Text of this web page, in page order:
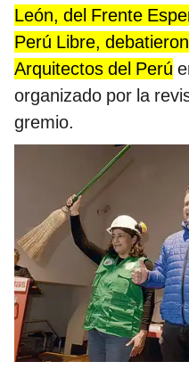
León, del Frente
Perú Libre,
Arquitectos del Perú
organizado por la
gremio.